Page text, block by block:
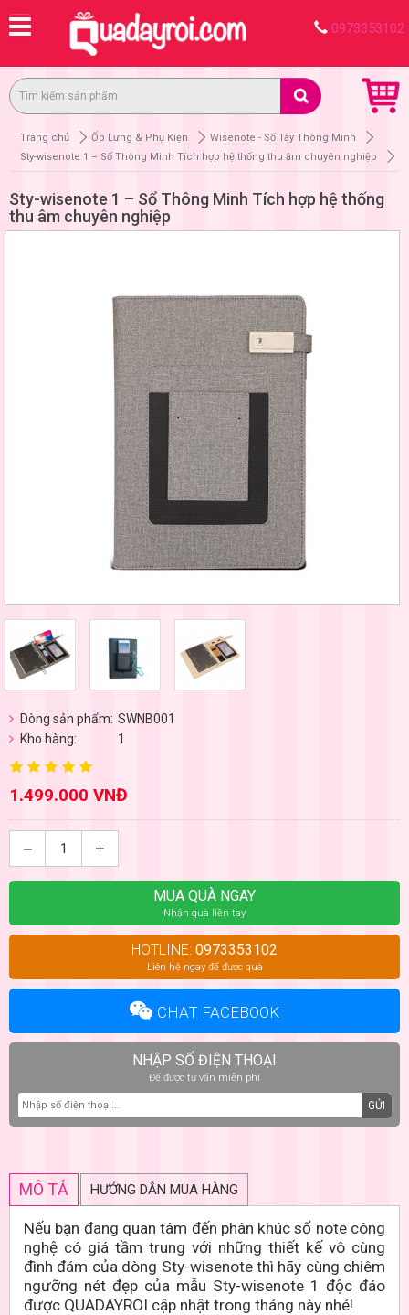
0973353102
Trang chủ Ốp Lưng & Phụ Kiện
Wisenote - Sổ Tay Thông Minh
Sty-wisenote 1 – Sổ Thông Minh Tích hợp hệ thống thu âm chuyên nghiệp
Sty-wisenote 1 – Sổ Thông Minh Tích hợp hệ thống
thu âm chuyên nghiệp
Dòng sản phẩm: SWNB001
Kho hàng:
1
1.499.000 VNĐ
MUA QUÀ NGAY
Nhận quà liền tay
HOTLINE: 0973353102
Liên hệ ngay để được quà
CHAT FACEBOOK
NHẬP SỐ ĐIỆN THOẠI
Để được tư vấn miễn phí
GỬI
MÔ TẢ HƯỚNG DẪN MUA HÀNG
Nếu bạn đang quan tâm đến phân khúcsổ note công
nghệ có giá tầm trung với những thiết kế vô cùng
đình đám của dòng Sty-wisenote thì hãy cùng chiêm
ngưỡng nét đẹp của mẫu Sty-wisenote 1 độc đáo
được QUADAYROI cập nhật trong tháng này nhé!